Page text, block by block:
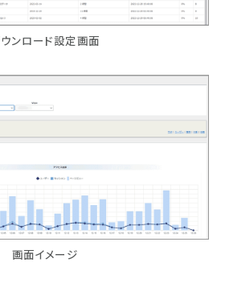
ンロード設定画面
画面イメージ